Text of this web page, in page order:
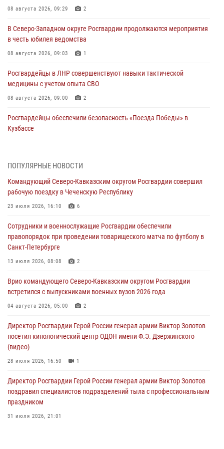
08 августа 2026, 09:29 2
В Северо-Западном округе Росгвардии продолжаются мероприятия
в честь юбилея ведомства
08 августа 2026, 09:03 1
Росгвардейцы в ЛНР совершенствуют навыки тактической
медицины с учетом опыта СВО
08 августа 2026, 09:00 2
Росгвардейцы обеспечили безопасность «Поезда Победы» в
Кузбассе
В Кабардино-Балкарии сотрудники Росгвардии провели турнир по
08 августа 2026, 07:00
Военнослужащие Софринской бригады Росгвардии встретились с
дорогой к Победе в СВО» (видео)
08 августа 2026, 07:00 2
ОМОН «Ойрат» Управления Росгвардии по Республике Калмыкия
08 августа 2026, 07:00
В Москве росгвардейцы оказали помощь медикам и девушке с
08 августа 2026, 06:32 1
ПОПУЛЯРНЫЕ НОВОСТИ
Командующий Северо-Кавказским округом Росгвардии совершил
рабочую поездку в Чеченскую Республику
23 июля 2026, 16:10 6
Сотрудники и военнослужащие Росгвардии обеспечили
правопорядок при проведении товарищеского матча по футболу в
Санкт-Петербурге
13 июля 2026, 08:08 2
Врио командующего Северо-Кавказским округом Росгвардии
встретился с выпускниками военных вузов 2026 года
04 августа 2026, 05:00 2
Директор Росгвардии Герой России генерал армии Виктор Золотов
посетил кинологический центр ОДОН имени Ф.Э. Дзержинского
(видео)
28 июля 2026, 16:50 1
Директор Росгвардии Герой России генерал армии Виктор Золотов
поздравил специалистов подразделений тыла с профессиональным
праздником
31 июля 2026, 21:01